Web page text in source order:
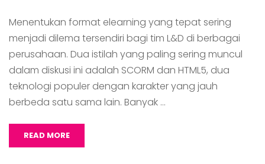
Menentukan format elearning yang tepat sering
menjadi dilema tersendiri bagi tim L&D di berbagai
perusahaan. Dua istilah yang paling sering muncul
dalam diskusi ini adalah SCORM dan HTML5, dua
teknologi populer dengan karakter yang jauh
berbeda satu sama lain. Banyak …
READ MORE